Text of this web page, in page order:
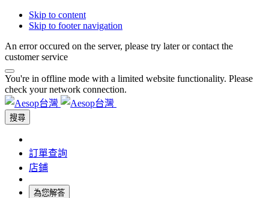
Skip to content
Skip to footer navigation
An error occured on the server, please try later or contact the
customer service
You're in offline mode with a limited website functionality. Please
check your network connection.
搜尋
訂單查詢
店鋪
為您解答